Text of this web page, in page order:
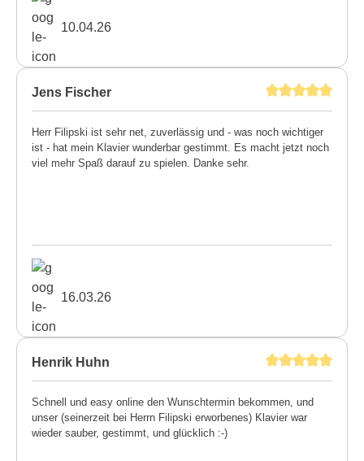
10.04.26
Jens Fischer
Herr Filipski ist sehr net, zuverlässig und - was noch wichtiger
ist - hat mein Klavier wunderbar gestimmt. Es macht jetzt noch
viel mehr Spaß darauf zu spielen. Danke sehr.
16.03.26
Henrik Huhn
Schnell und easy online den Wunschtermin bekommen, und
unser (seinerzeit bei Herrn Filipski erworbenes) Klavier war
wieder sauber, gestimmt, und glücklich :-)